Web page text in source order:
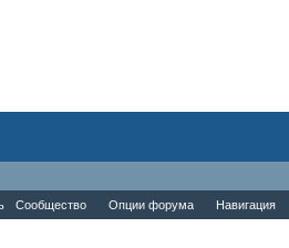
Сообщество Опции форума Навигация